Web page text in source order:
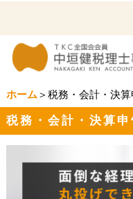
ホーム＞税務・会計・決算
税務・会計・決算申